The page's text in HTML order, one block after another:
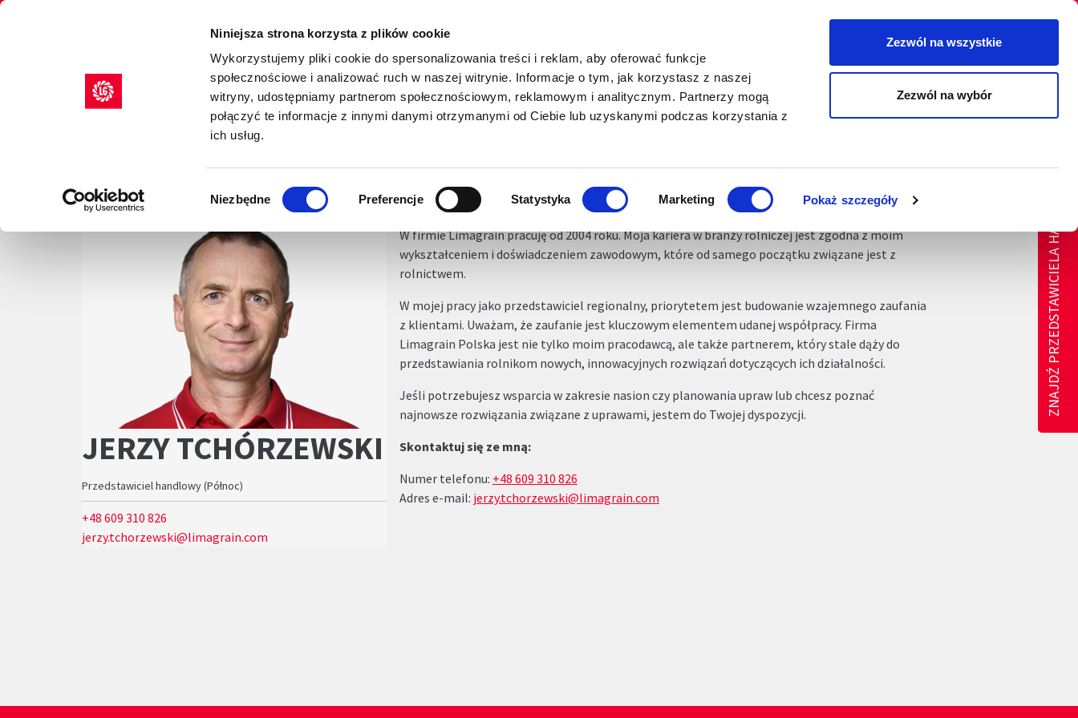
Niniejsza strona korzysta z plików cookie
Wykorzystujemy pliki cookie do spersonalizowania treści i reklam, aby oferować funkcje
społecznościowe i analizować ruch w naszej witrynie. Informacje o tym, jak korzystasz z naszej
witryny, udostępniamy partnerom społecznościowym, reklamowym i analitycznym. Partnerzy mogą
połączyć te informacje z innymi danymi otrzymanymi od Ciebie lub uzyskanymi podczas korzystania z
ich usług.
zgody
Niezbędne Preferencje Statystyka Marketing Pokaż szczegóły
Zezwól na wszystkie
Zezwól na wybór
Limagrain europejski lider w produkcji materiału siewnego
Szukaj
NASIONA AGRILITY NASZE PROJEKTY PROMOCJE KATALOGI DO POBRANIA
Przedstawiciele handlowi
PRZEDSTAWICIEL HANDLOWY
JERZY TCHÓRZEWSKI
JERZY TCHÓRZEWSKI
Przedstawiciel handlowy (Północ)
+48 609 310 826
jerzy.tchorzewski@limagrain.com
W firmie Limagrain pracuję od 2004 roku. Moja kariera w branży rolniczej jest zgodna z moim
wykształceniem i doświadczeniem zawodowym, które od samego początku związane jest z
rolnictwem.
W mojej pracy jako przedstawiciel regionalny, priorytetem jest budowanie wzajemnego zaufania
z klientami. Uważam, że zaufanie jest kluczowym elementem udanej współpracy. Firma
Limagrain Polska jest nie tylko moim pracodawcą, ale także partnerem, który stale dąży do
przedstawiania rolnikom nowych, innowacyjnych rozwiązań dotyczących ich działalności.
Jeśli potrzebujesz wsparcia w zakresie nasion czy planowania upraw lub chcesz poznać
najnowsze rozwiązania związane z uprawami, jestem do Twojej dyspozycji.
Skontaktuj się ze mną:
Numer telefonu: +48 609 310 826
Adres e-mail: jerzy.tchorzewski@limagrain.com
ZNAJDŹ PRZEDSTAWICIELA HANDLOWEGO